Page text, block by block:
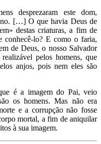
desprezaram este dom,
no. […] O que havia Deus de
destas criaturas, a fim de
conhecê-lo? E como o faria,
de Deus, o nosso Salvador
pelos homens, que
anjos, pois nem eles são
é a imagem do Pai, veio
os homens. Mas não era
e a corrupção não fosse
mortal, a fim de aniquilar
à sua imagem.